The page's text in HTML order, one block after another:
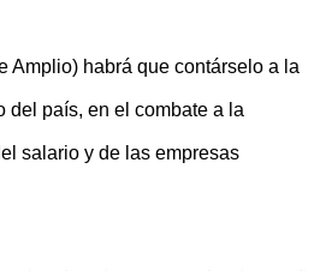
Amplio) habrá que contárselo a la
del país, en el combate a la
salario y de las empresas